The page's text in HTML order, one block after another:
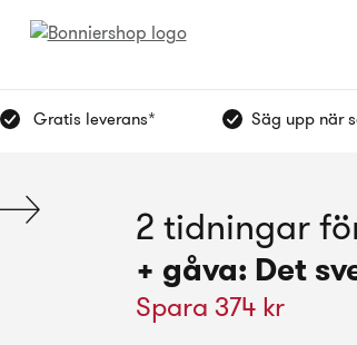
Gratis leverans* Säg upp när
2 tidningar
+ gåva: Det
Spara 374 kr